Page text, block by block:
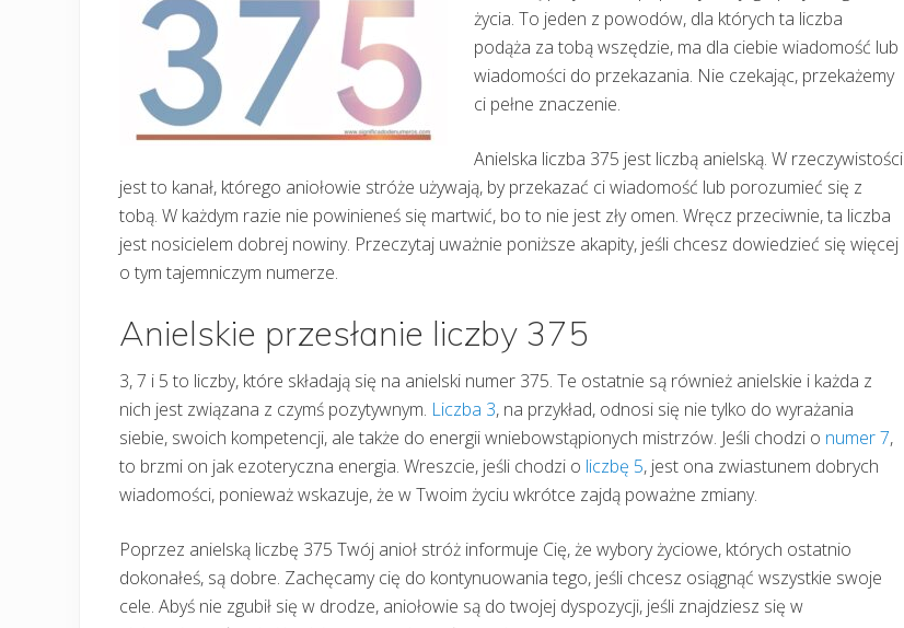
życia. To jeden z powodów, dla których ta liczba
podąża za tobą wszędzie, ma dla ciebie wiadomość lub
wiadomości do przekazania. Nie czekając, przekażemy
ci pełne znaczenie.
Anielska liczba 375 jest liczbą anielską. W rzeczywistości
jest to kanał, którego aniołowie stróże używają, by przekazać ci wiadomość lub porozumieć się z
tobą. W każdym razie nie powinieneś się martwić, bo to nie jest zły omen. Wręcz przeciwnie, ta liczba
jest nosicielem dobrej nowiny. Przeczytaj uważnie poniższe akapity, jeśli chcesz dowiedzieć się więcej
o tym tajemniczym numerze.
Anielskie przesłanie liczby 375
3, 7 i 5 to liczby, które składają się na anielski numer 375. Te ostatnie są również anielskie i każda z
nich jest związana z czymś pozytywnym. Liczba 3, na przykład, odnosi się nie tylko do wyrażania
siebie, swoich kompetencji, ale także do energii wniebowstąpionych mistrzów. Jeśli chodzi o numer 7,
to brzmi on jak ezoteryczna energia. Wreszcie, jeśli chodzi o liczbę 5, jest ona zwiastunem dobrych
wiadomości, ponieważ wskazuje, że w Twoim życiu wkrótce zajdą poważne zmiany.
Poprzez anielską liczbę 375 Twój anioł stróż informuje Cię, że wybory życiowe, których ostatnio
dokonałeś, są dobre. Zachęcamy cię do kontynuowania tego, jeśli chcesz osiągnąć wszystkie swoje
cele. Abyś nie zgubił się w drodze, aniołowie są do twojej dyspozycji, jeśli znajdziesz się w